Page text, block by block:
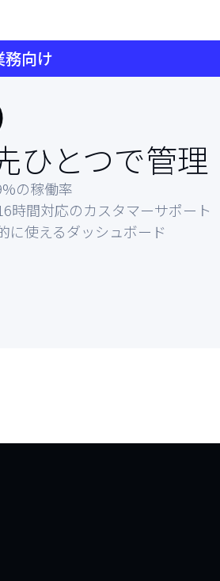
務向け
ひとつで管理
の稼働率
時間対応のカスタマーサポート
に使えるダッシュボード